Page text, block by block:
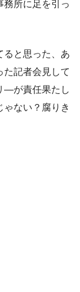
務所に足を引っ
ると思った、あ
た記者会見して
―が責任果たし
ない？腐りき